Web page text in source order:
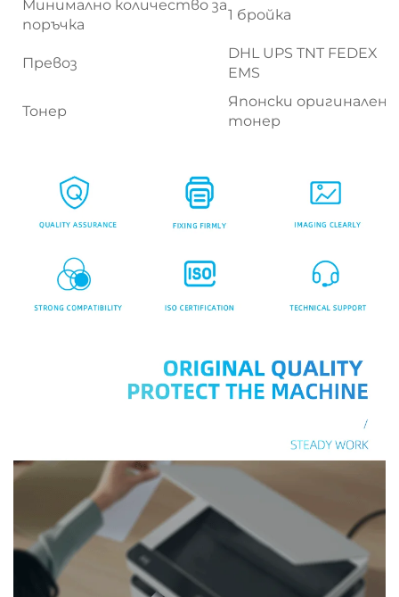
Минимално количество за
поръчка
1 бройка
Превоз
DHL UPS TNT FEDEX
EMS
Тонер
Японски оригинален
тонер